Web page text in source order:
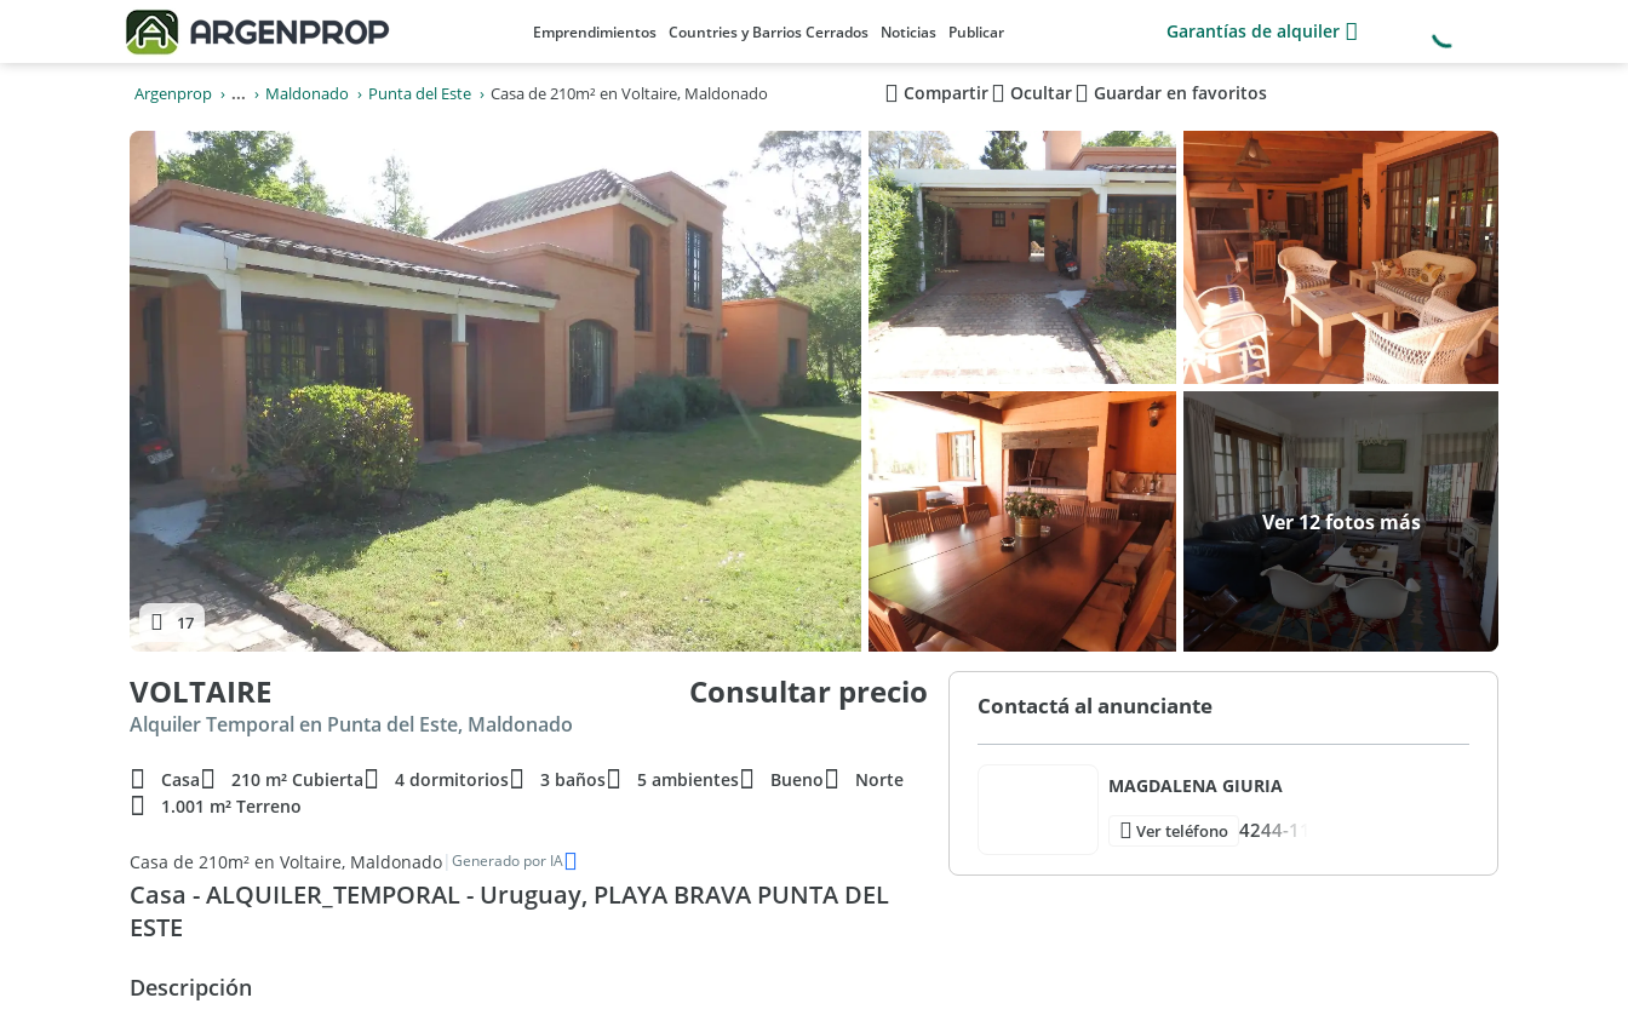
Emprendimientos Countries y Barrios Cerrados Noticias Publicar Garantías de alquiler
Argenprop ... Maldonado Punta del Este Casa de 210m² en Voltaire, Maldonado Compartir Ocultar Guardar en favoritos
Ver 12 fotos más
17
VOLTAIRE Consultar precio
Alquiler Temporal en Punta del Este, Maldonado
Casa 210 m² Cubierta 4 dormitorios 3 baños 5 ambientes Bueno
Norte
1.001 m² Terreno
Casa de 210m² en Voltaire, Maldonado| Generado por IA
Casa - ALQUILER_TEMPORAL - Uruguay, PLAYA BRAVA PUNTA DEL
ESTE
Descripción
Contactá al anunciante
MAGDALENA GIURIA
Ver teléfono 4244-11